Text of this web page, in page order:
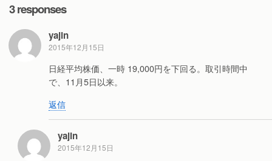
3 responses
yajin
2015年12月15日
日経平均株価、一時 19,000円を下回る。取引時間中
で、11月5日以来。
返信
yajin
2015年12月15日